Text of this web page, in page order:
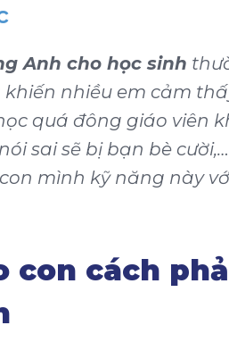
Anh cho học sinh
nhiều em cảm
quá đông giáo viên
sai sẽ bị bạn bè
mình kỹ năng này
con cách